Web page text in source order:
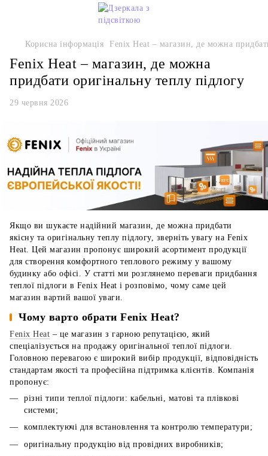
Корисна інформація Fenix Heat – магазин, де можна
Fenix Heat – магазин, де можна
придбати оригінальну теплу підлогу
29 червня 2026
Якщо ви шукаєте надійний магазин, де можна придбати
якісну та оригінальну теплу підлогу, зверніть увагу на Fenix
Heat. Цей магазин пропонує широкий асортимент продукції
для створення комфортного теплового режиму у вашому
будинку або офісі. У статті ми розглянемо переваги придбання
теплої підлоги в Fenix Heat і розповімо, чому саме цей
магазин вартий вашої уваги.
Чому варто обрати Fenix Heat?
Fenix Heat – це магазин з гарною репутацією, який
спеціалізується на продажу оригінальної теплої підлоги.
Головною перевагою є широкий вибір продукції, відповідність
стандартам якості та професійна підтримка клієнтів. Компанія
пропонує:
різні типи теплої підлоги: кабельні, матові та плівкові
системи;
комплектуючі для встановлення та контролю температури;
оригінальну продукцію від провідних виробників;